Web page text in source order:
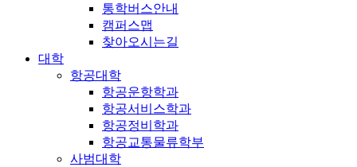
통학버스안내
캠퍼스맵
찾아오시는길
대학
항공대학
항공운항학과
항공서비스학과
항공정비학과
항공교통물류학부
사범대학